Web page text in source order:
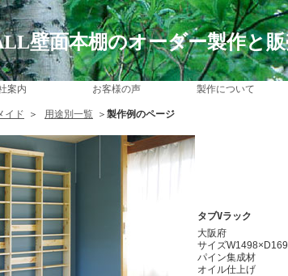
壁面本棚のオーダー製作と
案内 お客様の声 製作について
イド ＞ 用途別一覧 ＞ 製作例のページ
タブVラック
大阪府
サイズ
パイン集成材
オイル仕上げ